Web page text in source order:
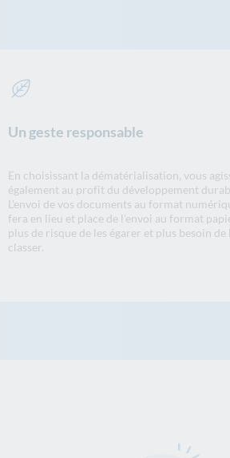
Un geste responsable
En choisissant la dématérialisation, vous
également au profit du développement
L’envoi de vos documents au format
fera en lieu et place de l’envoi au format
plus de risque de les égarer et plus besoin de
classer.